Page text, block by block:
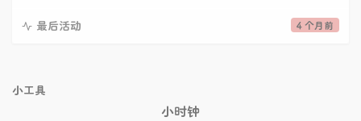
4 个月前
最后活动
小工具
小时钟